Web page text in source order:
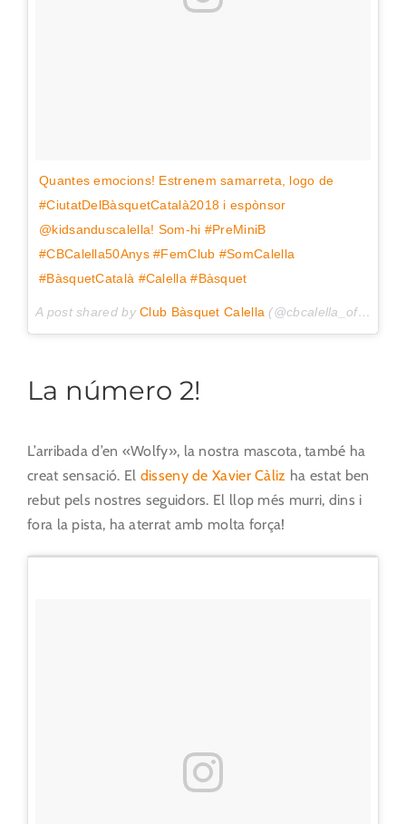
Quantes emocions! Estrenem samarreta, logo de
#CiutatDelBàsquetCatalà2018 i espònsor
@kidsanduscalella! Som-hi #PreMiniB
#CBCalella50Anys #FemClub #SomCalella
#BàsquetCatalà #Calella #Bàsquet
A post shared byClub Bàsquet Calella (@cbcalella_oficial) on
La número 2!
L’arribada d’en «Wolfy», la nostra mascota, també ha
creat sensació. El disseny de Xavier Càliz ha estat ben
rebut pels nostres seguidors. El llop més murri, dins i
fora la pista, ha aterrat amb molta força!